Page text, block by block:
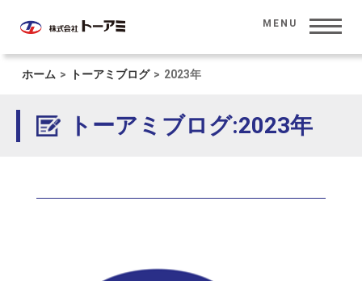
MENU
HOME
ホーム
CORPORATE INFORMATION
会社情報
ホーム > トーアミブログ > 2023年
トーアミブログ:2023年